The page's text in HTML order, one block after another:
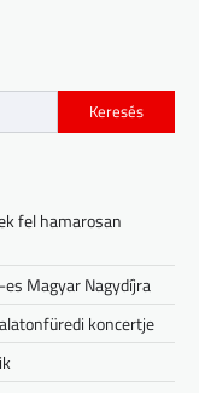
Keresés
fel hamarosan
Magyar Nagydíjra
koncertje